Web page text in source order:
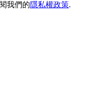
我們的隱私權政策.